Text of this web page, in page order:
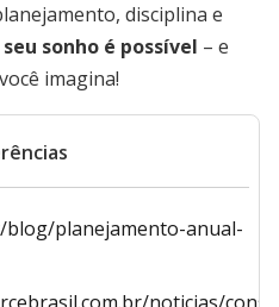
disciplina e
seu sonho é possível – e
imagina!
blog/planejamento-anual-